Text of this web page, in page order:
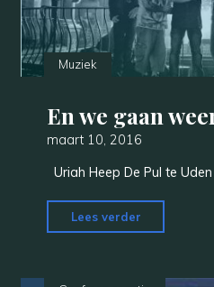
Muziek
En we gaan
maart 10, 2016
Uriah Heep De Pul te
Lees verder
we
weer…"